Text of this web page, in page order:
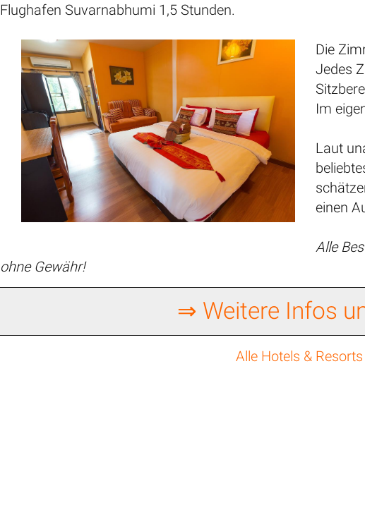
Flughafen Suvarnabhumi 1,5 Stunden.
Die
Jedes
Im
Laut
einen
Alle
ohne Gewähr!
⇒ Weitere Infos
Alle Hotels &